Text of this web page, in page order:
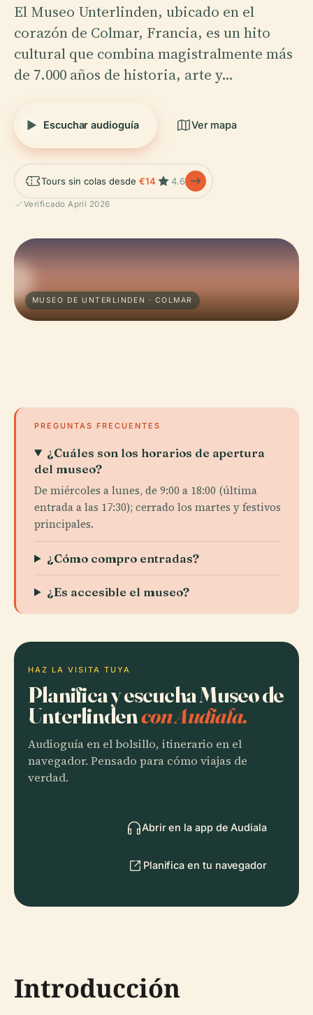
El Museo Unterlinden, ubicado en el
corazón de Colmar, Francia, es un hito
cultural que combina magistralmente más
de 7.000 años de historia, arte y…
Escuchar audioguía Ver mapa
Tours sin colas desde €14 4.6
Verificado April 2026
MUSEO DE UNTERLINDEN · COLMAR
PREGUNTAS FRECUENTES
¿Cuáles son los horarios de apertura
del museo?
De miércoles a lunes, de 9:00 a 18:00 (última
entrada a las 17:30); cerrado los martes y festivos
principales.
¿Cómo compro entradas?
¿Es accesible el museo?
HAZ LA VISITA TUYA
Planifica y escucha Museo de
Unterlindencon Audiala.
Audioguía en el bolsillo, itinerario en el
navegador. Pensado para cómo viajas de
verdad.
Abrir en la app de Audiala
Planifica en tu navegador
Introducción